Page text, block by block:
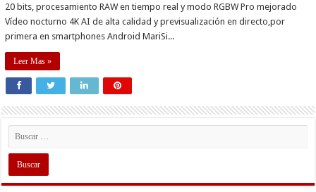
20 bits, procesamiento RAW en tiempo real y modo RGBW Pro mejorado
Vídeo nocturno 4K AI de alta calidad y previsualización en directo,por
primera en smartphones Android MariSi...
Leer Mas »